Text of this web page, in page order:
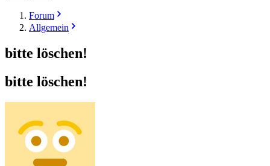
Forum
Allgemein
bitte löschen!
bitte löschen!